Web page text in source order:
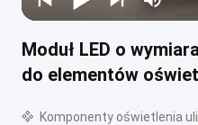
Moduł LED o
do elementów
Komponenty oświetlenia